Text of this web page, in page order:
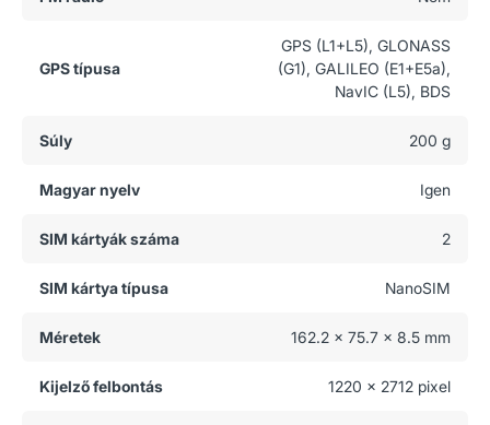
GPS típusa
GPS (L1+L5), GLONASS
(G1), GALILEO (E1+E5a),
NavIC (L5), BDS
Súly 200 g
Magyar nyelv Igen
SIM kártyák száma 2
SIM kártya típusa NanoSIM
Méretek 162.2 x 75.7 x 8.5 mm
Kijelző felbontás 1220 x 2712 pixel